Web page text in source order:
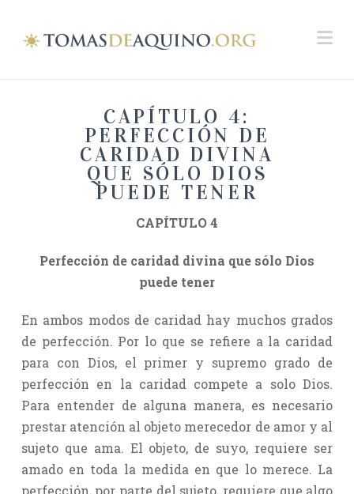
CAPÍTULO 4:
PERFECCIÓN DE
CARIDAD DIVINA
QUE SÓLO DIOS
PUEDE TENER
CAPÍTULO 4
Perfección de caridad divina que sólo Dios
puede tener
En ambos modos de caridad hay muchos grados
de perfección. Por lo que se refiere a la caridad
para con Dios, el primer y supremo grado de
perfección en la caridad compete a solo Dios.
Para entender de alguna manera, es necesario
prestar atención al objeto merecedor de amor y al
sujeto que ama. El objeto, de suyo, requiere ser
amado en toda la medida en que lo merece. La
perfección, por parte del sujeto, requiere que algo